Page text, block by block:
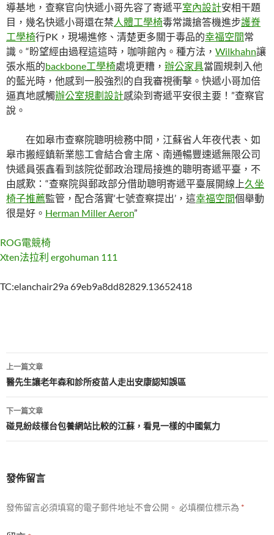
導基地，查察官向快遞小哥先容了寄遞平室內設計安相干題
目，幾名快遞小哥還在禁人體工學椅毒常識搶答機進步護脊
工學椅行PK，現場進修、清楚更多關于毒品的幸福空間常
識。“盼望經由過程這這時，咖啡館內。種方法， Wilkhahn讓
張水瓶的backbone工學椅處境更糟， 辦公家具當圓規刺入他
的藍光時，他感到一股強烈的自我審視衝擊。快遞小哥加倍
逼真地感觸辦公室規劃設計感染到寄遞平安很主要！”查察官
說。
在如皋市查察院聰明檢務中間，江蘇省人年夜代表、如
皋市搬經鎮新業態工會結合會主席、南通暢豐速遞無限公司
快遞員張鑫看到該院從郵政治理局接進的聰明寄遞平臺，不
由感歎：“查察院與郵政部分借助聰明寄遞平臺展開線上久坐
椅子推薦監管，配合落實‘七號查察提出’，這幸福空間個舉動
很是好。 Herman Miller Aeron”
ROG電競椅
Xten法拉利 ergohuman 111
TC:elanchair29a 69eb9a8dd82829.13652418
文
章
導
覽
上一篇文章
醫先生讓老年森和診所疫苗人走出安康認知誤區
下一篇文章
碰見紛歧樣台包養網站比較的江蘇，看見一樣的中國氣力
發佈留言
發佈留言必須填寫的電子郵件地址不會公開。 必填欄位標示為 *